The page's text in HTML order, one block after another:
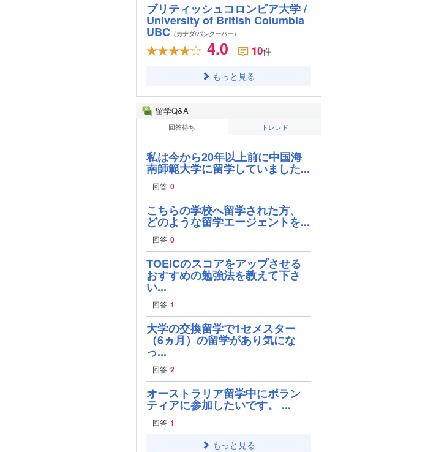
ブリティッシュコロンビア大学 /
University of British Columbia
UBC（カナダ/バンクーバー）
4.0 10件
もっと見る
留学Q&A
回答待ち トレンド
私は今から20年以上前に中国海
南師範大学に留学していました...
回答 0
こちらの学校へ留学された方、
どのような留学エージェントを...
回答 0
TOEICのスコアをアップさせる
おすすめの勉強法を教えて下さ
い...
回答 1
大学の交換留学で1セメスター
（6ヵ月）の留学があり気にな
っ...
回答 2
オーストラリア留学中にボラン
ティアに参加したいです。 ...
回答 1
もっと見る